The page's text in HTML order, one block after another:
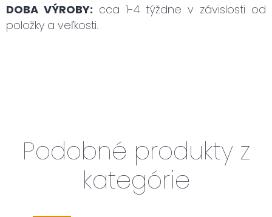
DOBA VÝROBY: cca 1-4 týždne v závislosti od
položky a veľkosti.
Podobné produkty z
kategórie